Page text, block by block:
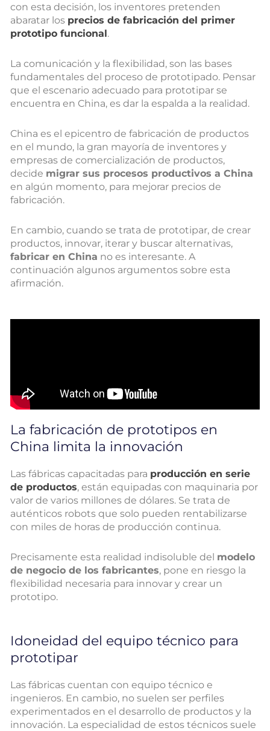
con esta decisión, los inventores pretenden
abaratar los precios de fabricación del primer
prototipo funcional.
La comunicación y la flexibilidad, son las bases
fundamentales del proceso de prototipado. Pensar
que el escenario adecuado para prototipar se
encuentra en China, es dar la espalda a la realidad.
China es el epicentro de fabricación de productos
en el mundo, la gran mayoría de inventores y
empresas de comercialización de productos,
decide migrar sus procesos productivos a China
en algún momento, para mejorar precios de
fabricación.
En cambio, cuando se trata de prototipar, de crear
productos, innovar, iterar y buscar alternativas,
fabricar en China no es interesante. A
continuación algunos argumentos sobre esta
afirmación.
La fabricación de prototipos en
China limita la innovación
Las fábricas capacitadas para producción en serie
de productos, están equipadas con maquinaria por
valor de varios millones de dólares. Se trata de
auténticos robots que solo pueden rentabilizarse
con miles de horas de producción continua.
Precisamente esta realidad indisoluble del modelo
de negocio de los fabricantes, pone en riesgo la
flexibilidad necesaria para innovar y crear un
prototipo.
Idoneidad del equipo técnico para
prototipar
Las fábricas cuentan con equipo técnico e
ingenieros. En cambio, no suelen ser perfiles
experimentados en el desarrollo de productos y la
innovación. La especialidad de estos técnicos suele